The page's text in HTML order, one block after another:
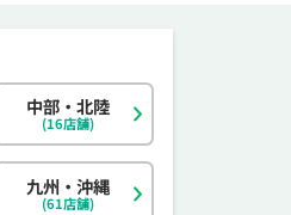
中部・北陸
(16店舗)
九州・沖縄
(61店舗)